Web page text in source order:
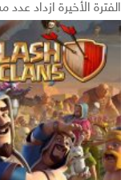
الفترة الأخيرة ازداد